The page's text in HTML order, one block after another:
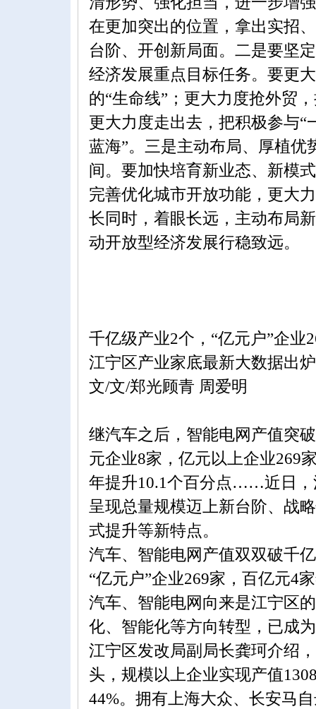
在更加突出的位置，拿出实招
台阶、开创新局面。二是要坚
经济发展重点目标任务。要更
的“生命线”；更大力度抢外贸
更大力度走出去，把积极参与“
蓝海”。三是主动布局、厚植
间。要加快培育新业态、新模
完善优化城市开放功能，更大
长同时，着眼长远，主动布局
动开放型经济发展行稳致远。
千亿级产业2个，“亿元户”企业
江宁区产业家底最新大数据出炉
文/文/郑光顾青 周爱明
继汽车之后，智能电网产值突
元企业8家，亿元以上企业269
年提升10.1个百分点……近日，
呈现总量规模迈上新台阶、战
式提升等新特点。
汽车、智能电网产值双双破千亿
“亿元户”企业269家，百亿元4
汽车、智能电网向来是江宁区
化、智能化等方向转型，已成
江宁区发改局副局长龚珂介绍
头，规模以上企业实现产值
44%。拥有上海大众、长安马